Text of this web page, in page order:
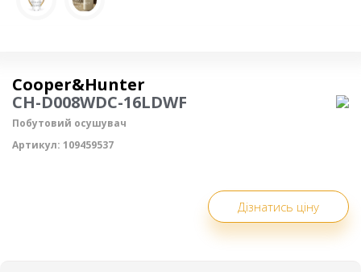
Осушувач повітря
Cooper&Hunter
CH-D008WDC-16LDWF
Побутовий осушувач
Артикул: 109459537
Дізнатись ціну